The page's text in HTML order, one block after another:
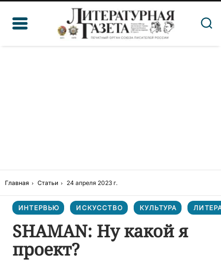
Главная Статьи 24 апреля 2023 г.
ИНТЕРВЬЮ ИСКУССТВО КУЛЬТУРА
SHAMAN: Ну какой я
проект?